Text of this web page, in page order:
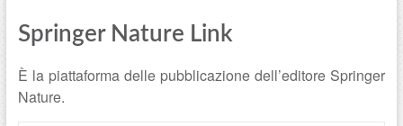
Springer Nature Link
È la piattaforma delle pubblicazione dell’editore Springer
Nature.